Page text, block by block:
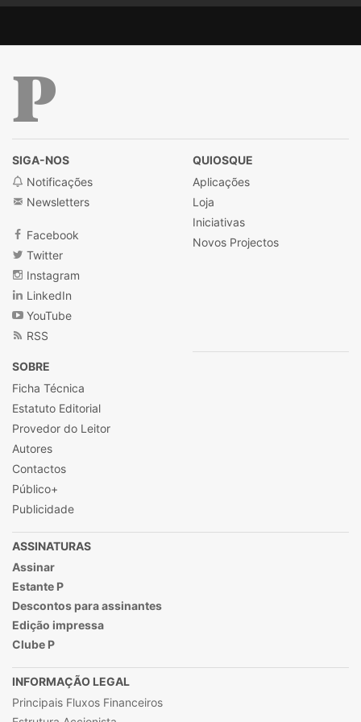
SIGA-NOS
Notificações
Newsletters
Facebook
Twitter
Instagram
LinkedIn
YouTube
RSS
QUIOSQUE
Aplicações
Loja
Iniciativas
Novos Projectos
SOBRE
Ficha Técnica
Estatuto Editorial
Provedor do Leitor
Autores
Contactos
Público+
Publicidade
ASSINATURAS
Assinar
Estante P
Descontos para assinantes
Edição impressa
Clube P
INFORMAÇÃO LEGAL
Principais Fluxos Financeiros